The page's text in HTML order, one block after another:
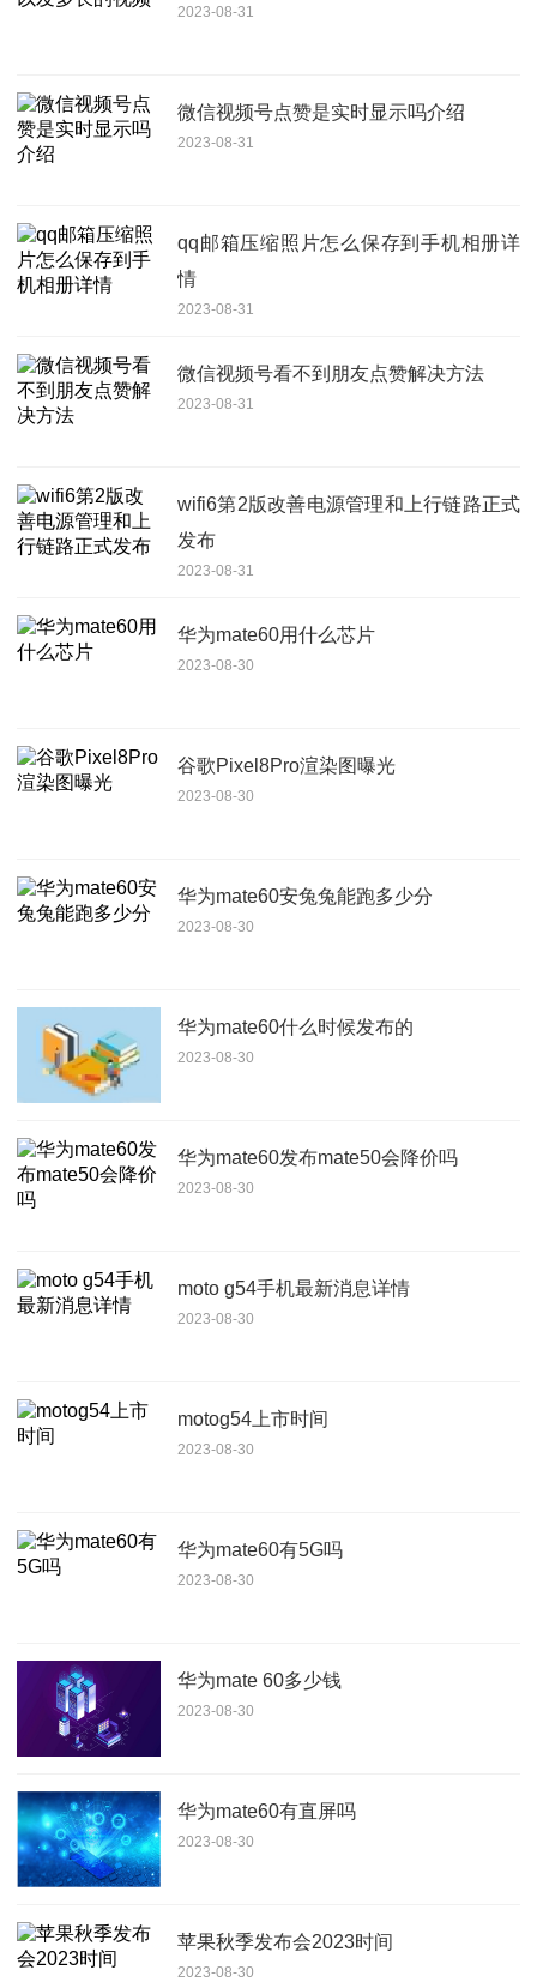
2023-08-31
微信视频号点赞是实时显示吗介绍
2023-08-31
qq邮箱压缩照片怎么保存到手机相册详
情
2023-08-31
微信视频号看不到朋友点赞解决方法
2023-08-31
wifi6第2版改善电源管理和上行链路正式
发布
2023-08-31
华为mate60用什么芯片
2023-08-30
谷歌Pixel8Pro渲染图曝光
2023-08-30
华为mate60安兔兔能跑多少分
2023-08-30
华为mate60什么时候发布的
2023-08-30
华为mate60发布mate50会降价吗
2023-08-30
moto g54手机最新消息详情
2023-08-30
motog54上市时间
2023-08-30
华为mate60有5G吗
2023-08-30
华为mate 60多少钱
2023-08-30
华为mate60有直屏吗
2023-08-30
苹果秋季发布会2023时间
2023-08-30